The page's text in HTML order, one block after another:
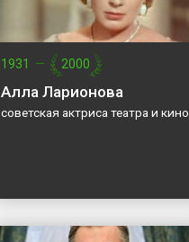
1931 — 2000
Алла Ларионова
советская актриса театра и кино